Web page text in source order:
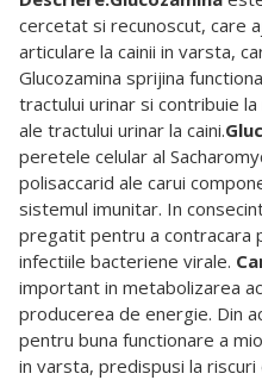
cercetat si recunoscut, care
articulare la cainii in varsta,
Glucozamina sprijina
tractului urinar si contribuie
ale tractului urinar la caini.
peretele celular al
polisaccarid ale carui
sistemul imunitar. In
pregatit pentru a contracara
infectiile bacteriene virale.
important in metabolizarea
producerea de energie. Din
pentru buna functionare a
in varsta, predispusi la